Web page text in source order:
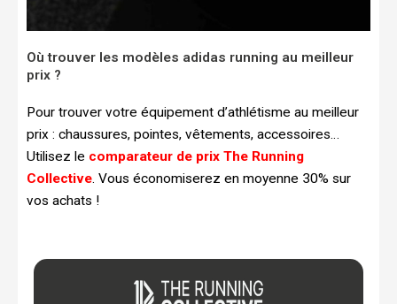
Où trouver les modèles adidas running au meilleur
prix ?
Pour trouver votre équipement d’athlétisme au meilleur
prix : chaussures, pointes, vêtements, accessoires…
Utilisez le comparateur de prix The Running
Collective. Vous économiserez en moyenne 30% sur
vos achats !